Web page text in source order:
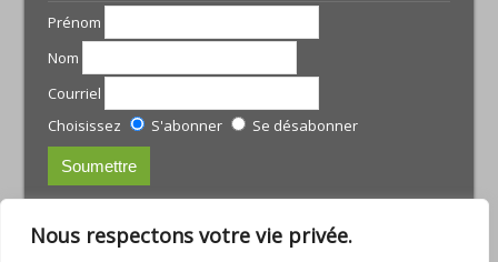
Nous respectons votre vie privée.
Prénom
Nom
Courriel
Choisissez
S'abonner Se désabonner